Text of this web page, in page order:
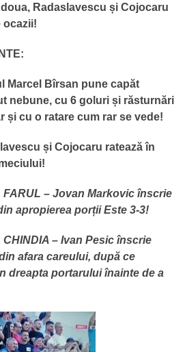
Radaslavescu și Cojocaru
ocazii!
Marcel Bîrsan pune capăt
nebune, cu 6 goluri și răsturnări
și cu o ratare cum rar se vede!
și Cojocaru ratează în
FARUL – Jovan Markovic înscrie
apropierea porții Este 3-3!
CHINDIA – Ivan Pesic înscrie
afara careului, după ce
dreapta portarului înainte de a